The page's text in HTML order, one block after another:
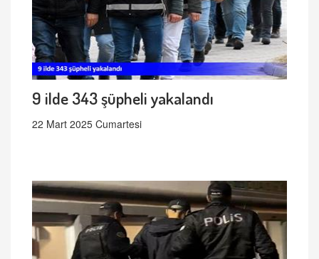
9 ilde 343 şüpheli yakalandı
22 Mart 2025 Cumartesi